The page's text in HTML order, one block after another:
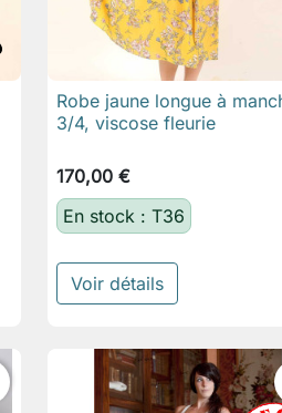
 Aperçu rapide
Robe jaune longue à
3/4, viscose fleurie
170,00 €
En stock : T36
Voir détails